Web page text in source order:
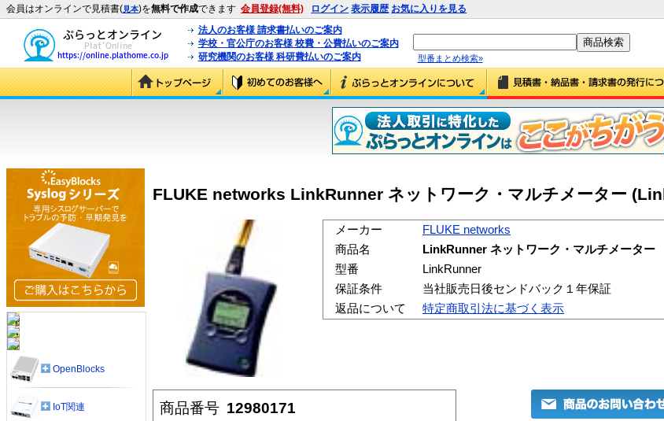
会員はオンラインで見積書(見本)を無料で作成できます 会員登録(無料) ログイン 表示履歴 お気に入りを見る
法人のお客様 請求書払いのご案内
学校・官公庁のお客様 校費・公費払いのご案内
研究機関のお客様 科研費払いのご案内
型番まとめ検索»
FLUKE networks LinkRunner ネットワーク・マルチメーター
メーカー
FLUKE networks
商品名
LinkRunner ネットワーク・マルチメーター
型番
LinkRunner
保証条件
当社販売日後センドバック１年保証
返品について
特定商取引法に基づく表示
商品番号 12980171
OpenBlocks
IoT関連